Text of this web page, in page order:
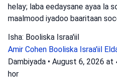
helay; laba eedaysane ayaa la
maalmood iyadoo baaritaan
Isha: Booliska Israa'iil
Amir Cohen Booliska Israa'iil
Dambiyada • August 6, 2026 at
hor